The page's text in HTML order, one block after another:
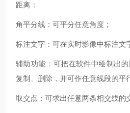
距离；
角平分线：可平分任意角度；
标注文字：可在实时影像中标注文
辅助功能：可把在软件中绘制出的
复制、删除，并可作任意线段的平
取交点：可求出任意两条相交线的